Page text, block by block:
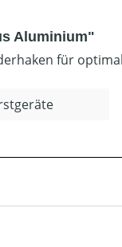
Aluminium"
für